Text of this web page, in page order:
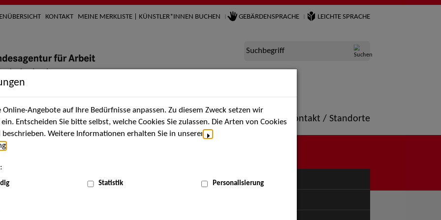
KONTAKT MEINE MERKLISTE | KÜNSTLER*INNEN BUCHEN GEBÄRDENSPRACHE LEICHTE SPRACHE
Suchbegriff
Künstler*innen Über uns Aktuelles Termine Portfolio Kontakt / Standorte
MENÜ
Angebote auf Ihre Bedürfnisse anpassen. Zu diesem Zweck setzen wir
Entscheiden Sie bitte selbst, welche Cookies Sie zulassen. Die Arten von Cookies
Weitere Informationen erhalten Sie in unserer
Statistik Personalisierung